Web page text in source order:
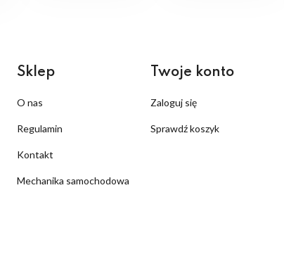
Sklep
O nas
Regulamin
Kontakt
Mechanika samochodowa
Twoje konto
Zaloguj się
Sprawdź koszyk